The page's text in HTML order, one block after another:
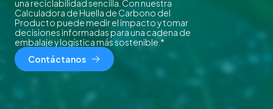
una reciclabilidad sencilla. Con nuestra
Calculadora de Huella de Carbono del
Producto puede medir el impacto y tomar
decisiones informadas para una cadena de
embalaje y logística más sostenible.*
Contáctanos